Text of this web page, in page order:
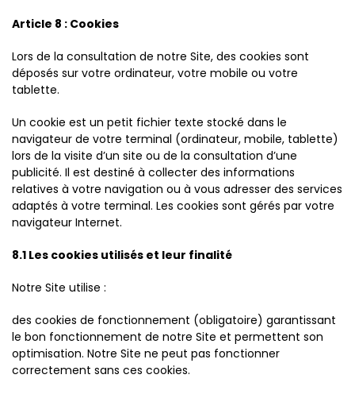
Article 8 : Cookies
Lors de la consultation de notre Site, des cookies sont
déposés sur votre ordinateur, votre mobile ou votre
tablette.
Un cookie est un petit fichier texte stocké dans le
navigateur de votre terminal (ordinateur, mobile, tablette)
lors de la visite d’un site ou de la consultation d’une
publicité. Il est destiné à collecter des informations
relatives à votre navigation ou à vous adresser des services
adaptés à votre terminal. Les cookies sont gérés par votre
navigateur Internet.
8.1 Les cookies utilisés et leur finalité
Notre Site utilise :
des cookies de fonctionnement (obligatoire) garantissant
le bon fonctionnement de notre Site et permettent son
optimisation. Notre Site ne peut pas fonctionner
correctement sans ces cookies.